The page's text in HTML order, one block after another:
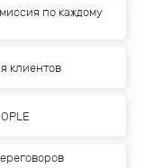
по каждому
клиентов